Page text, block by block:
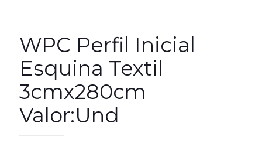
WPC Perfil Inicial
Esquina Textil
3cmx280cm
Valor:Und